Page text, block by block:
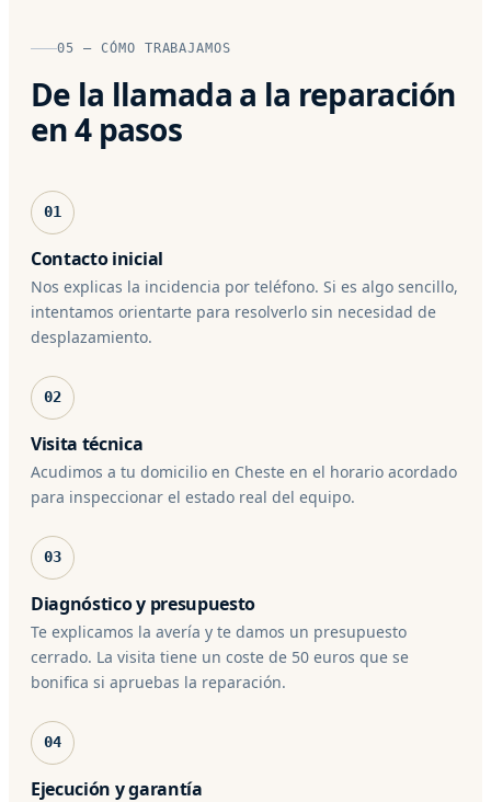
05 — CÓMO TRABAJAMOS
De la llamada a la reparación
en 4 pasos
01
Contacto inicial
Nos explicas la incidencia por teléfono. Si es algo sencillo,
intentamos orientarte para resolverlo sin necesidad de
desplazamiento.
02
Visita técnica
Acudimos a tu domicilio en Cheste en el horario acordado
para inspeccionar el estado real del equipo.
03
Diagnóstico y presupuesto
Te explicamos la avería y te damos un presupuesto
cerrado. La visita tiene un coste de 50 euros que se
bonifica si apruebas la reparación.
04
Ejecución y garantía